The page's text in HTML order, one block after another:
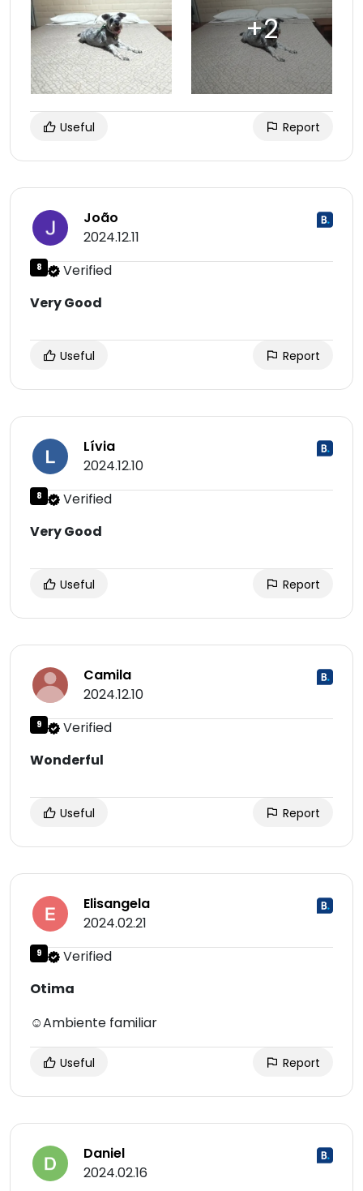
Useful Report
João
2024.12.11
8
Verified
Very Good
Useful Report
Lívia
2024.12.10
8
Verified
Very Good
Useful Report
Camila
2024.12.10
9
Verified
Wonderful
Useful Report
Elisangela
2024.02.21
9
Verified
Otima
☺Ambiente familiar
Useful Report
Daniel
2024.02.16